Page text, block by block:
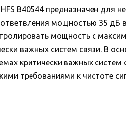
B40544 предназначен для
ответвления мощностью 35 дБ
мощность с
важных систем связи. В
критически важных
требованиями к чистоте